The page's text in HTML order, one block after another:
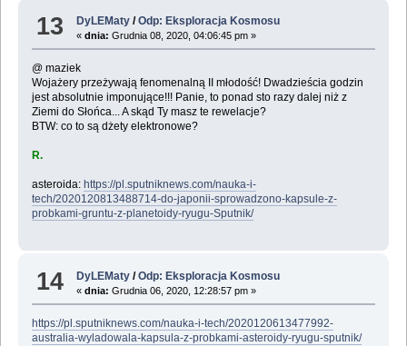
13 DyLEMaty /Odp: Eksploracja Kosmosu
«dnia: Grudnia 08, 2020, 04:06:45 pm »
@ maziek
Wojażery przeżywają fenomenalną II młodość! Dwadzieścia godzin
jest absolutnie imponujące!!! Panie, to ponad sto razy dalej niż z
Ziemi do Słońca... A skąd Ty masz te rewelacje?
BTW: co to są dżety elektronowe?
R.
asteroida: https://pl.sputniknews.com/nauka-i-
tech/2020120813488714-do-japonii-sprowadzono-kapsule-z-
probkami-gruntu-z-planetoidy-ryugu-Sputnik/
14 DyLEMaty /Odp: Eksploracja Kosmosu
«dnia: Grudnia 06, 2020, 12:28:57 pm »
https://pl.sputniknews.com/nauka-i-tech/2020120613477992-
australia-wyladowala-kapsula-z-probkami-asteroidy-ryugu-sputnik/